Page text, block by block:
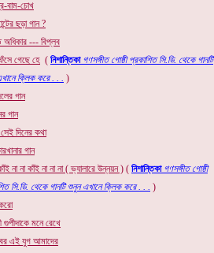
বাম-চোখ
ছড়া গান ?
অধিকার --- বিপ্লব
গেছে হে ( নিশান্তিকাগণসঙ্গীত গোষ্ঠী প্রকাশিত সি.ডি. থেকে গানটি
ক্লিক করে . . . )
গান
গান
দিনের কথা
গান
না না কাঁই না না না ( ভ্যালারে উন্নয়ন ) ( নিশান্তিকাগণসঙ্গীত গোষ্ঠী
সি.ডি. থেকে গানটি শুনুন এখানে ক্লিক করে . . . )
গুপীদাকে মনে রেখে
এই যুগ আমাদের